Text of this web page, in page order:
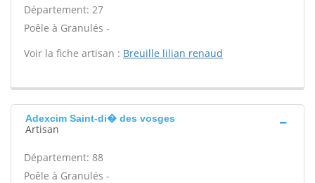
Département: 27
Poêle à Granulés -
Voir la fiche artisan : Breuille lilian renaud
Adexcim Saint-di� des vosges
Artisan
Département: 88
Poêle à Granulés -